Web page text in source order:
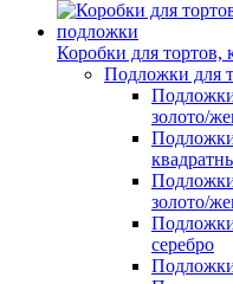
Коробки для тортов,
Подложки для
золото/
золото/
Подложки
серебро